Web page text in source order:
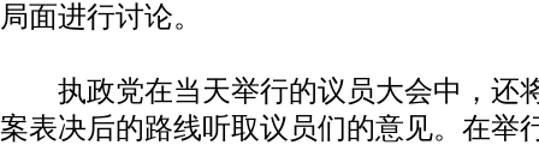
局面进行讨论。
执政党在当天举行的议员大会中，还
案表决后的路线听取议员们的意见。在举